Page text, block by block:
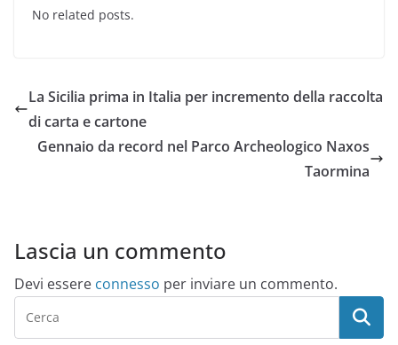
No related posts.
La Sicilia prima in Italia per incremento della raccolta
di carta e cartone
Gennaio da record nel Parco Archeologico Naxos
Taormina
Lascia un commento
Devi essere connesso per inviare un commento.